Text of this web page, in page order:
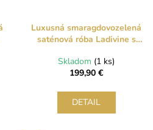
Luxusná smaragdovozelená
saténová róba Ladivine s
rozparkom
Skladom (1 ks)
199,90 €
DETAIL